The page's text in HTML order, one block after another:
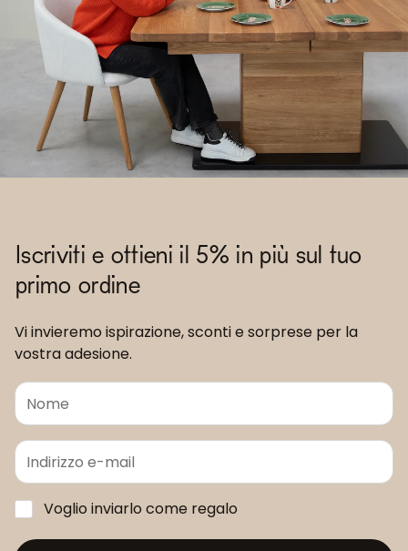
Iscriviti e ottieni il 5% in più sul tuo
primo ordine
Vi invieremo ispirazione, sconti e sorprese per la
vostra adesione.
Voglio inviarlo come regalo